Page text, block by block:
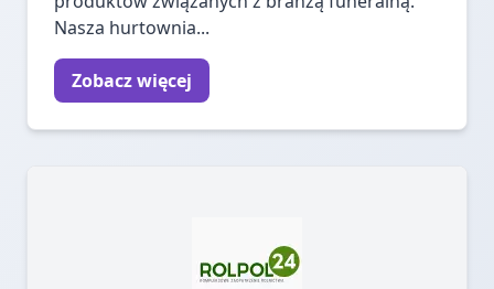
Nasza hurtownia...
Zobacz więcej